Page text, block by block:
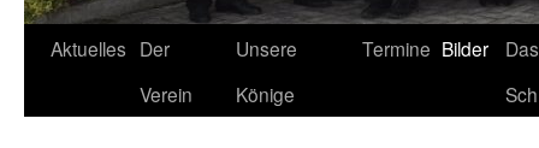
Aktuelles Der
Verein
Unsere
Könige
Termine Bilder
Das